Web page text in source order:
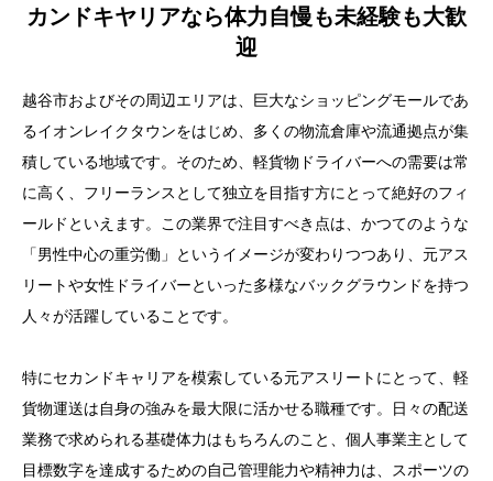
カンドキヤリアなら体力自慢も未経験も大歓
迎
越谷市およびその周辺エリアは、巨大なショッピングモールであ
るイオンレイクタウンをはじめ、多くの物流倉庫や流通拠点が集
積している地域です。そのため、軽貨物ドライバーへの需要は常
に高く、フリーランスとして独立を目指す方にとって絶好のフィ
ールドといえます。この業界で注目すべき点は、かつてのような
「男性中心の重労働」というイメージが変わりつつあり、元アス
リートや女性ドライバーといった多様なバックグラウンドを持つ
人々が活躍していることです。
特にセカンドキャリアを模索している元アスリートにとって、軽
貨物運送は自身の強みを最大限に活かせる職種です。日々の配送
業務で求められる基礎体力はもちろんのこと、個人事業主として
目標数字を達成するための自己管理能力や精神力は、スポーツの